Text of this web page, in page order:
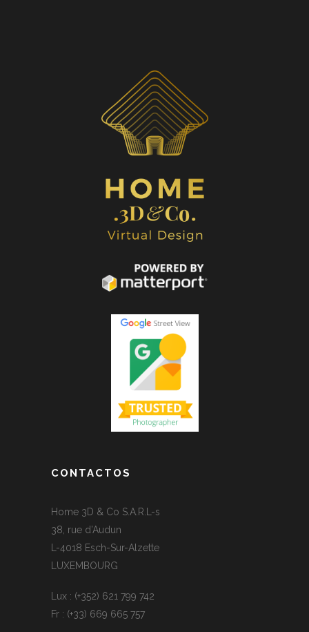
CONTACTOS
Home 3D & Co S.A.R.L-s
38, rue d’Audun
L-4018 Esch-Sur-Alzette
LUXEMBOURG
Lux : (+352) 621 799 742
Fr : (+33) 669 665 757